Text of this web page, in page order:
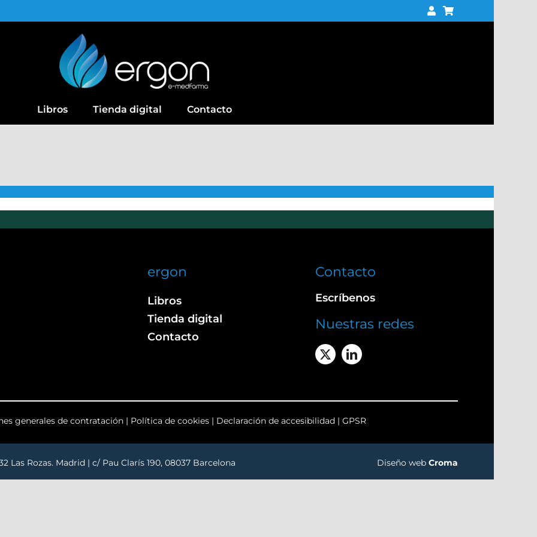
Libros Tienda digital Contacto
ergon
Libros
Tienda digital
Contacto
Contacto
Escríbenos
Nuestras redes
generales de contratación| Política de cookies| Declaración de accesibilidad| GPSR
Las Rozas. Madrid | c/ Pau Clarís 190, 08037 Barcelona Diseño webCroma